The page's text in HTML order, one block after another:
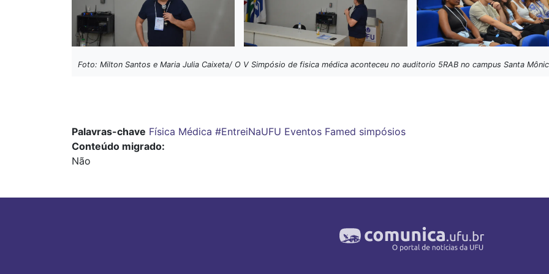
Foto: Milton Santos e Maria Julia Caixeta/ O V Simpósio de fisica médica aconteceu no auditorio 5RAB no campus Santa
Palavras-chave Física Médica #EntreiNaUFU Eventos Famed simpósios
Conteúdo migrado
Não